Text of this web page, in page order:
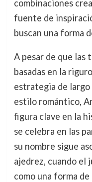
combinaciones
fuente de
buscan una forma
A pesar de que las
basadas en la
estrategia de largo
estilo romántico,
figura clave en la
se celebra en las
su nombre sigue
ajedrez, cuando el
como una forma